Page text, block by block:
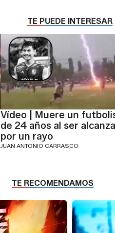
TE PUEDE INTERESAR
Vídeo | Muere un
de 24 años al ser
por un rayo
JUAN ANTONIO CARRASCO